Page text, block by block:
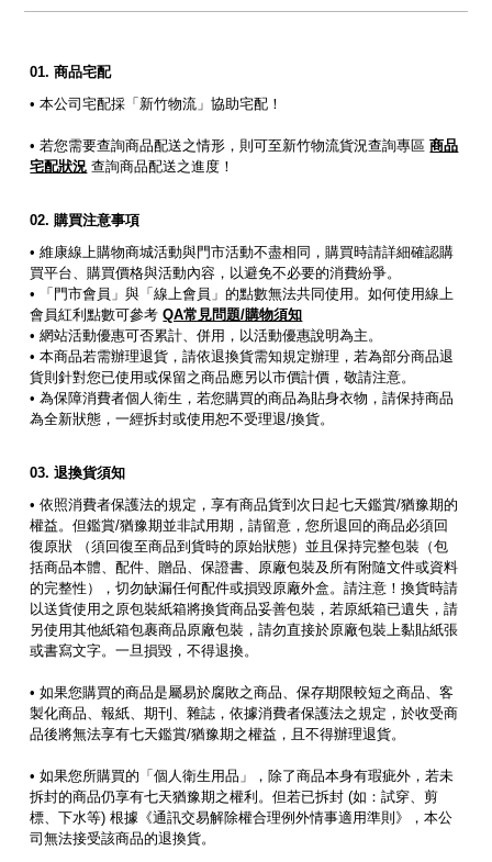
商品宅配
• 本公司宅配採「新竹物流」協助宅配！
• 若您需要查詢商品配送之情形，則可至新竹物流貨況查詢專區商品
宅配狀況 查詢商品配送之進度！
購買注意事項
• 維康線上購物商城活動與門市活動不盡相同，購買時請詳細確認購
買平台、購買價格與活動內容，以避免不必要的消費紛爭。
• 「門市會員」與「線上會員」的點數無法共同使用。如何使用線上
會員紅利點數可參考QA常見問題/購物須知
• 網站活動優惠可否累計、併用，以活動優惠說明為主。
• 本商品若需辦理退貨，請依退換貨需知規定辦理，若為部分商品退
貨則針對您已使用或保留之商品應另以市價計價，敬請注意。
• 為保障消費者個人衛生，若您購買的商品為貼身衣物，請保持商品
為全新狀態，一經拆封或使用恕不受理退/換貨。
退換貨須知
• 依照消費者保護法的規定，享有商品貨到次日起七天鑑賞/猶豫期的
權益。但鑑賞/猶豫期並非試用期，請留意，您所退回的商品必須回
復原狀 （須回復至商品到貨時的原始狀態）並且保持完整包裝（包
括商品本體、配件、贈品、保證書、原廠包裝及所有附隨文件或資料
的完整性），切勿缺漏任何配件或損毀原廠外盒。請注意！換貨時請
以送貨使用之原包裝紙箱將換貨商品妥善包裝，若原紙箱已遺失，請
另使用其他紙箱包裹商品原廠包裝，請勿直接於原廠包裝上黏貼紙張
或書寫文字。一旦損毀，不得退換。
• 如果您購買的商品是屬易於腐敗之商品、保存期限較短之商品、客
製化商品、報紙、期刊、雜誌，依據消費者保護法之規定，於收受商
品後將無法享有七天鑑賞/猶豫期之權益，且不得辦理退貨。
• 如果您所購買的「個人衛生用品」，除了商品本身有瑕疵外，若未
拆封的商品仍享有七天猶豫期之權利。但若已拆封 (如：試穿、剪
標、下水等) 根據《通訊交易解除權合理例外情事適用準則》，本公
司無法接受該商品的退換貨。